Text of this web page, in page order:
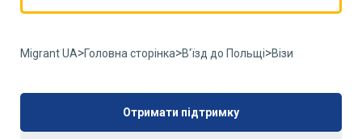
Migrant UA>Головна сторінка>В'їзд до Польщі>Візи
Отримати підтримку